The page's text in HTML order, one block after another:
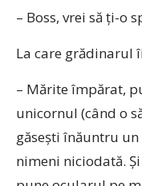
– Boss, vrei să ți-o
La care grădinarul
– Mărite împărat,
unicornul (când o
găsești înăuntru un
nimeni niciodată.